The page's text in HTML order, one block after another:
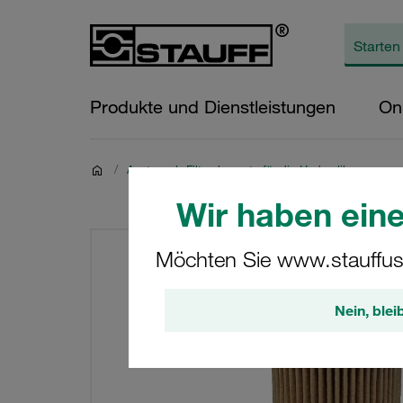
Wir haben
Möchten Sie
Nein,
Produkte und Dienstleistungen
/ Austausch-Filterelemente für die Hydraulik